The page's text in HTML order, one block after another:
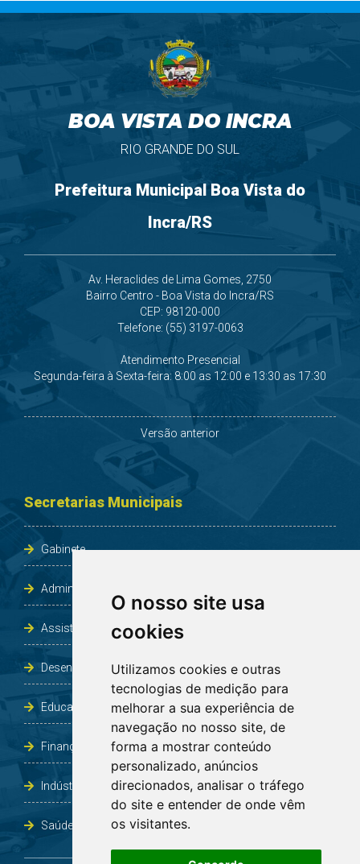
O nosso site usa
cookies
Utilizamos cookies e outras
tecnologias de medição para
melhorar a sua experiência de
navegação no nosso site, de
forma a mostrar conteúdo
personalizado, anúncios
direcionados, analisar o tráfego
do site e entender de onde vêm
os visitantes.
BOA VISTA DO INCRA
RIO GRANDE DO SUL
Prefeitura Municipal Boa Vista do
Incra/RS
Av. Heraclides de Lima Gomes, 2750
Bairro Centro - Boa Vista do Incra/RS
CEP: 98120-000
Telefone: (55) 3197-0063
Atendimento Presencial
Segunda-feira à Sexta-feira: 8:00 as 12:00 e 13:30 as 17:30
Versão anterior
Secretarias Municipais
Gabinete
Administração e Planejamento
Assistência Social e Habitação
Desenvolvimento e Obras
Educação, Cultura, Desporto, Lazer e Turismo
Finanças
Indústria, Comércio, Agricultura e Meio Ambiente
Saúde